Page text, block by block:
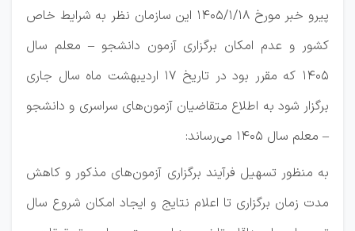
پیرو خبر مورخ 1405/1/18 این سازمان نظر به شرایط خاص
کشور و عدم امکان برگزاری آزمون دانشجو – معلم سال
1405 که مقرر بود در تاریخ 17 اردیبهشت ماه سال جاری
برگزار شود به اطلاع متقاضیان آزمون‌های سراسری و دانشجو
– معلم سال 1405 می‌رساند:
به منظور تسهیل فرآیند برگزاری آزمون‌های مذکور و کاهش
مدت زمان برگزاری تا اعلام نتایج و ایجاد امکان شروع سال